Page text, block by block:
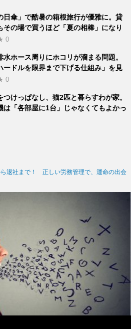
日傘」で酷暑の箱根旅行が優雅に。貸
その場で買うほど「夏の相棒」になり
0
水ホース周りにホコリが溜まる問題。
ードルを限界まで下げる仕組み」を見
0
つけっぱなし、猫2匹と暮らすわが家。
は「各部屋に1台」じゃなくてもよかっ
退社まで！ 正しい労務管理で、運命の出会